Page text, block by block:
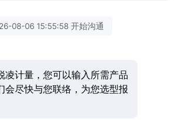
08-06 15:55:58 开始沟通
凌计量，您可以输入所需产品
会尽快与您联络，为您选型报